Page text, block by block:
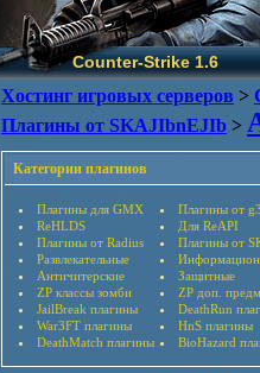
Counter-Strike 1.6
Хостинг игровых серверов >
Плагины от SKAJIbnEJIb >
Категории плагинов
Плагины для GMX
Плагины от
ReHLDS
Для ReAPI
Плагины от Radius
Плагины от
Развлекательные
Античитерские
Защитные
ZP классы зомби
ZP доп.
JailBreak плагины
DeathRun
War3FT плагины
HnS плагины
DeathMatch плагины
BioHazard